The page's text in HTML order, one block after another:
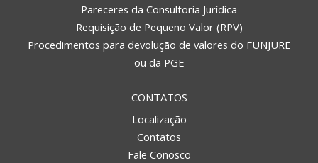
Pareceres da Consultoria Jurídica
Requisição de Pequeno Valor (RPV)
Procedimentos para devolução de valores do FUNJURE
ou da PGE
CONTATOS
Localização
Contatos
Fale Conosco